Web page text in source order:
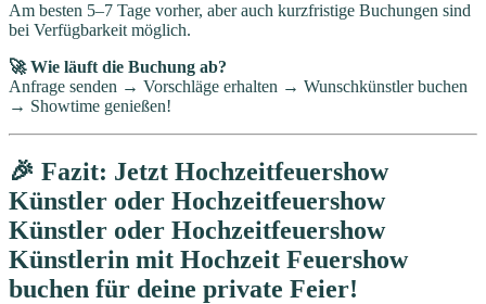
Am besten 5–7 Tage vorher, aber auch kurzfristige Buchungen sind
bei Verfügbarkeit möglich.
🚀 Wie läuft die Buchung ab?
Anfrage senden → Vorschläge erhalten → Wunschkünstler buchen
→ Showtime genießen!
🎉 Fazit: Jetzt Hochzeitfeuershow
Künstler oder Hochzeitfeuershow
Künstler oder Hochzeitfeuershow
Künstlerin mit Hochzeit Feuershow
buchen für deine private Feier!